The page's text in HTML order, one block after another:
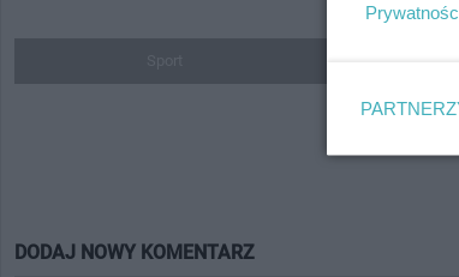
DODAJ NOWY KOMENTARZ